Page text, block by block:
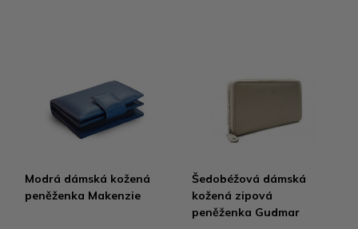
Modrá dámská kožená
peněženka Makenzie
Šedobéžová dámská
kožená zipová
peněženka Gudmar